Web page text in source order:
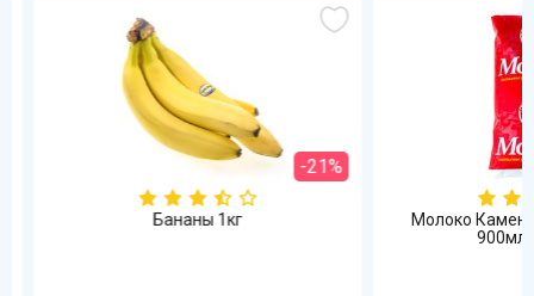
-21%
Бананы 1кг
Молоко
900мл